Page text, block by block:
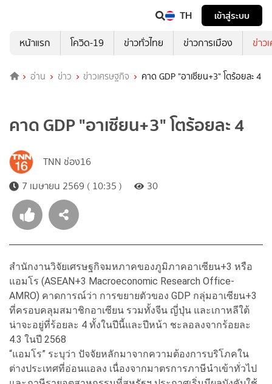
TH
เข้าสู่ระบบ
หน้าแรก
โควิด-19 ข่าวทั่วไทย ข่าวการเมือง ข่าว
อ่าน ข่าว ข่าวเศรษฐกิจ คาด GDP "อาเซียน+3" โตร้อยละ 4
คาด GDP "อาเซียน+3" โตร้อยละ 4
TNN ช่อง16
7 เมษายน 2569 ( 10:35 )
30
สำนักงานวิจัยเศรษฐกิจมหภาคของภูมิภาคอาเซียน+3 หรือ
แอมโร (ASEAN+3 Macroeconomic Research Office-
AMRO) คาดการณ์ว่า การขยายตัวของ GDP กลุ่มอาเซียน+3
ที่ครอบคลุมสมาชิกอาเซียน รวมทั้งจีน ญี่ปุ่น และเกาหลีใต้
น่าจะอยู่ที่ร้อยละ 4 ทั้งในปีนี้และปีหน้า ชะลอลงจากร้อยละ
4.3 ในปี 2568
“แอมโร” ระบุว่า ปัจจัยหลักมาจากความต้องการบริโภคใน
ต่างประเทศที่อ่อนแอลง เนื่องจากมาตรการภาษีนำเข้าทั่วไป